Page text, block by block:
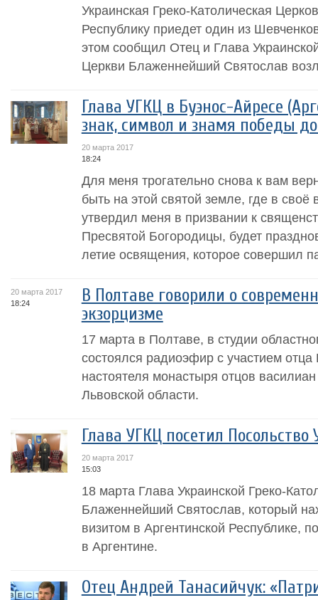
Украинская Греко-Католическая
Республику приедет один из
этом сообщил Отец и Глава
Церкви Блаженнейший Святослав
Глава УГКЦ в Буэнос-Айресе
знак, символ и знамя победы
20 марта 2017
18:24
Для меня трогательно снова к вам
быть на этой святой земле, где в своё
утвердил меня в призвании к
Пресвятой Богородицы, будет
летие освящения, которое совершил
20 марта 2017
18:24
В Полтаве говорили о
экзорцизме
17 марта в Полтаве, в студии
состоялся радиоэфир с участием
настоятеля монастыря отцов
Львовской области.
Глава УГКЦ посетил
20 марта 2017
15:03
18 марта Глава Украинской Греко-
Блаженнейший Святослав, который
визитом в Аргентинской Республике,
в Аргентине.
Отец Андрей Танасийчук: